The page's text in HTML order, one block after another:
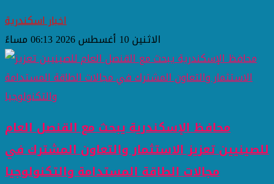
اخبار اسكندرية
الاثنين 10 أغسطس 2026 06:13 مساءً
محافظ الإسكندرية يبحث مع القنصل العام
للصينيين تعزيز الاستثمار والتعاون المشترك في
مجالات الطاقة المستدامة والتكنولوجيا